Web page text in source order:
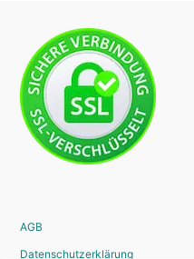
AGB
Datenschutzerklärung